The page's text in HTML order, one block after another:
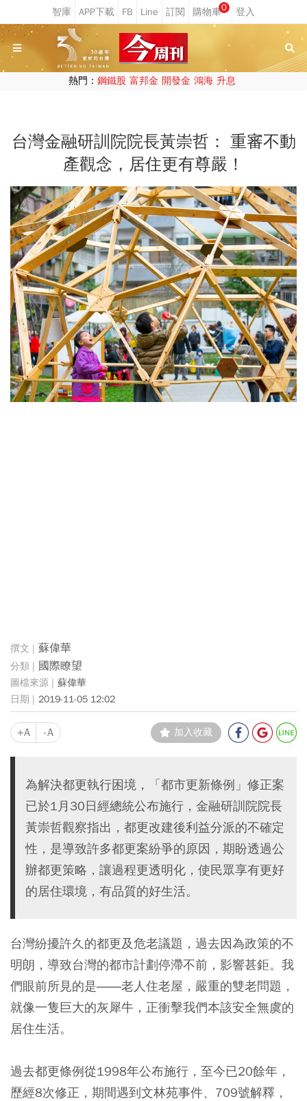
0
熱門： 鋼鐵股 富邦金 開發金 鴻海 升息
台灣金融研訓院院長黃崇哲： 重審不動
產觀念，居住更有尊嚴！
蘇偉華
國際瞭望
蘇偉華
2019-11-05 12:02
+A -A 加入收藏
為解決都更執行困境，「都市更新條例」修正案
已於1月30日經總統公布施行，金融研訓院院長
黃崇哲觀察指出，都更改建後利益分派的不確定
性，是導致許多都更案紛爭的原因，期盼透過公
辦都更策略，讓過程更透明化，使民眾享有更好
的居住環境，有品質的好生活。
台灣紛擾許久的都更及危老議題，過去因為政策的不
明朗，導致台灣的都市計劃停滯不前，影響甚鉅。我
們眼前所見的是――老人住老屋，嚴重的雙老問題，
就像一隻巨大的灰犀牛，正衝擊我們本該安全無虞的
居住生活。
過去都更條例從1998年公布施行，至今已20餘年，
歷經8次修正，期間遇到文林苑事件、709號解釋，